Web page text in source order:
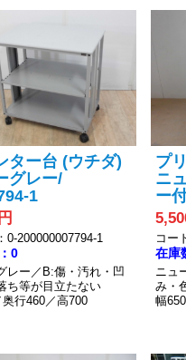
ター台 (ウチダ)
グレー/
1
0-200000007794-1
0
レー／B:傷・汚れ・凹
ち等が目立たない
行460／高700
プ
ニ
ー
コー
在庫
ニュ
み・
幅